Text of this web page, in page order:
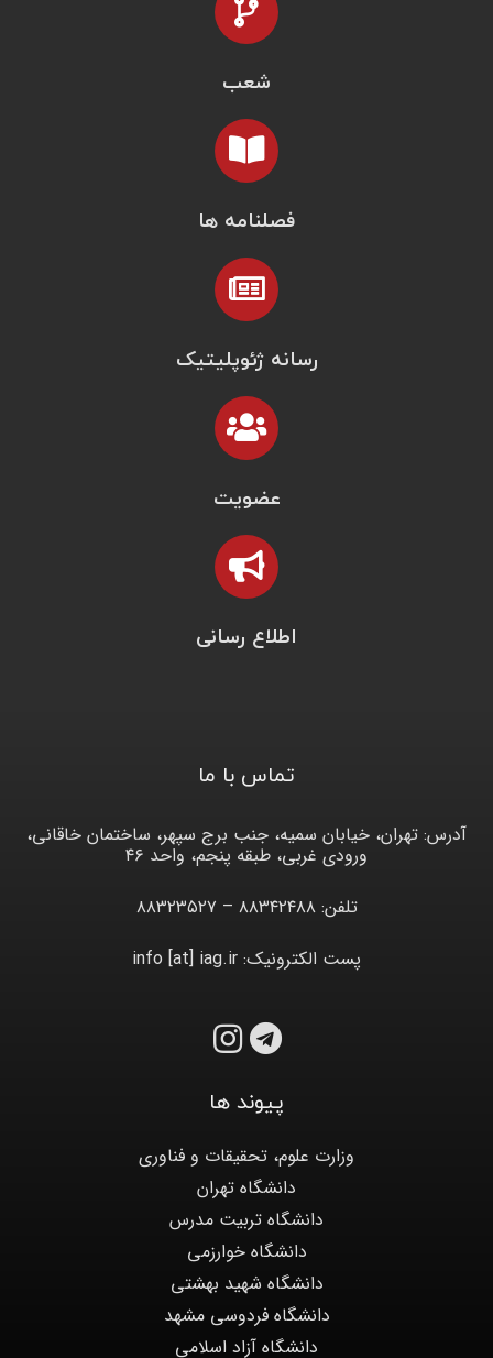
شعب
فصلنامه ها
رسانه ژئوپلیتیک
عضویت
اطلاع رسانی
تماس با ما
آدرس: تهران، خیابان سمیه، جنب برج سپهر، ساختمان خاقانی،
ورودی غربی، طبقه پنجم، واحد ۴۶
تلفن: ۸۸۳۴۲۴۸۸ – ۸۸۳۲۳۵۲۷
پست الکترونیک: info [at] iag.ir
پیوند ها
وزارت علوم، تحقیقات و فناوری
دانشگاه تهران
دانشگاه تربیت مدرس
دانشگاه خوارزمی
دانشگاه شهید بهشتی
دانشگاه فردوسی مشهد
دانشگاه آزاد اسلامی